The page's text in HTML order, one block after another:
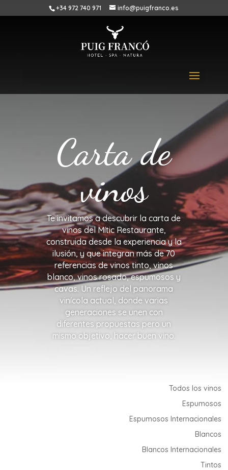
+34 972 740 971 info@puigfranco.es
Carta de
vinos
Te invitamos a descubrir la carta de
vinos del Mític Restaurante,
construida desde la experiencia y la
ilusión, y que integran más de 70
referencias de vinos tinto, vinos
blanco, vinos rosado, espumosos y
cavas. Un reflejo del panorama
vinícola actual, donde varias
generaciones se unen con
diferentes propuestas pero un
mismo objetivo, hacer buen vino.
Todos los vinos
Espumosos
Espumosos Internacionales
Blancos
Blancos Internacionales
Tintos